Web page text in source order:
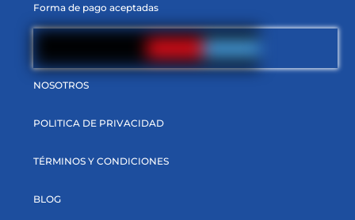
Forma de pago aceptadas
NOSOTROS
POLITICA DE PRIVACIDAD
TÉRMINOS Y CONDICIONES
BLOG